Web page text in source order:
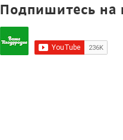
Подпишитесь на